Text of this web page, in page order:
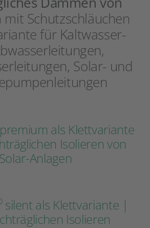
mit Schutzschläuchen
für Kaltwasser-
Solar- und
premium als Klettvariante
Isolieren von
Solar-Anlagen
silent als Klettvariante |
Isolieren